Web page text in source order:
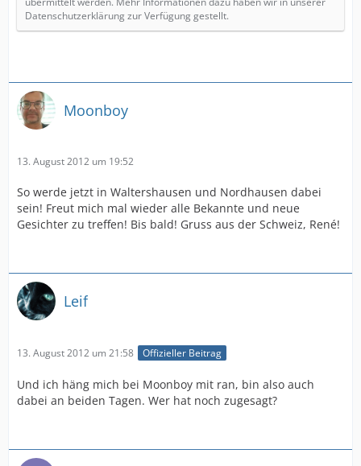
Datenschutzerklärung zur Verfügung gestellt.
Moonboy
13. August 2012 um 19:52
So werde jetzt in Waltershausen und Nordhausen dabei
sein! Freut mich mal wieder alle Bekannte und neue
Gesichter zu treffen! Bis bald! Gruss aus der Schweiz, René!
Leif
13. August 2012 um 21:58 Offizieller Beitrag
Und ich häng mich bei Moonboy mit ran, bin also auch
dabei an beiden Tagen. Wer hat noch zugesagt?